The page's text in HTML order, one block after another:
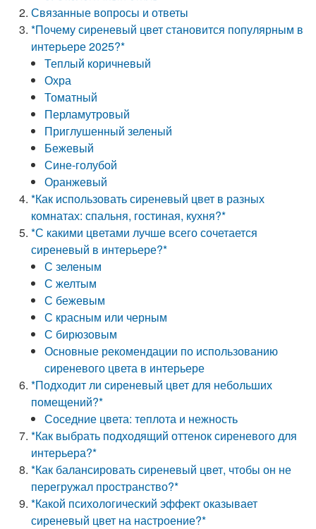
Связанные вопросы и ответы
*Почему сиреневый цвет становится популярным в
интерьере 2025?*
Теплый коричневый
Охра
Томатный
Перламутровый
Приглушенный зеленый
Бежевый
Сине-голубой
Оранжевый
*Как использовать сиреневый цвет в разных
комнатах: спальня, гостиная, кухня?*
*С какими цветами лучше всего сочетается
сиреневый в интерьере?*
С зеленым
С желтым
С бежевым
С красным или черным
С бирюзовым
Основные рекомендации по использованию
сиреневого цвета в интерьере
*Подходит ли сиреневый цвет для небольших
помещений?*
Соседние цвета: теплота и нежность
*Как выбрать подходящий оттенок сиреневого для
интерьера?*
*Как балансировать сиреневый цвет, чтобы он не
перегружал пространство?*
*Какой психологический эффект оказывает
сиреневый цвет на настроение?*